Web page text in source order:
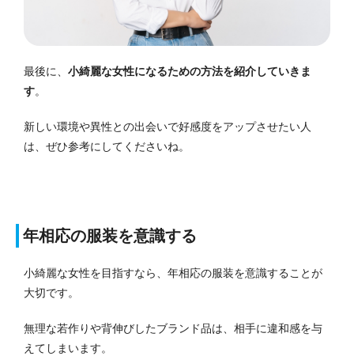
最後に、 小綺麗な女性になるための方法を紹介していきま
す。
新しい環境や異性との出会いで好感度をアップさせたい人
は、ぜひ参考にしてくださいね。
年相応の服装を意識する
小綺麗な女性を目指すなら、年相応の服装を意識することが
大切です。
無理な若作りや背伸びしたブランド品は、相手に違和感を与
えてしまいます。